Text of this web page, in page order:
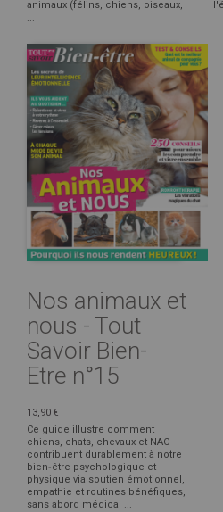
animaux (félins, chiens, oiseaux,
...
Nos animaux et
nous - Tout
Savoir Bien-
Etre n°15
13,90 €
Ce guide illustre comment
chiens, chats, chevaux et NAC
contribuent durablement à notre
bien‑être psychologique et
physique via soutien émotionnel,
empathie et routines bénéfiques,
sans abord médical ...